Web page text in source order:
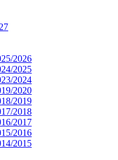
2026
2025
2024
2020
2019
2018
2017
2016
2015